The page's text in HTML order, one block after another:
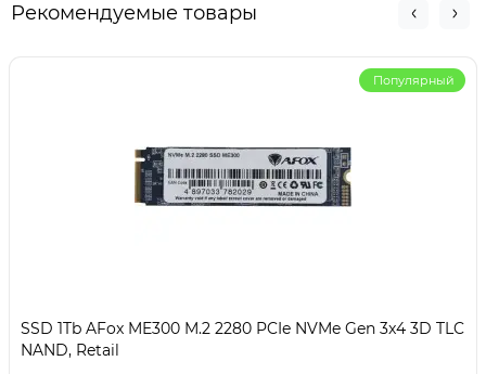
Рекомендуемые товары
Популярный
SSD 1Tb AFox ME300 M.2 2280 PCIe NVMe Gen 3x4 3D TLC
NAND, Retail